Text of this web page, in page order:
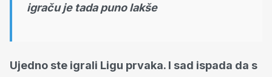
igraču je tada puno lakše
Ujedno ste igrali Ligu prvaka. I sad ispada da s